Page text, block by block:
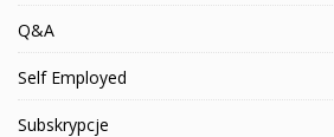
Q&A
Self Employed
Subskrypcje